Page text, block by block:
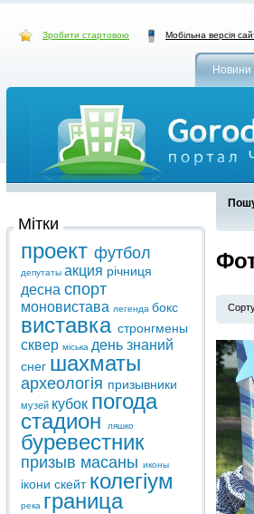
Зробити стартовою Мобільна версія
Новини
Мітки
проект футбол
депутаты акция річниця
десна спорт
моновистава легенда бокс
виставка стронгмены
сквер міська день знаний
снег шахматы
археологія призывники
музей кубок погода
стадион
ляшко
буревестник
призыв масаны иконы
ікони скейт колегіум
река граница